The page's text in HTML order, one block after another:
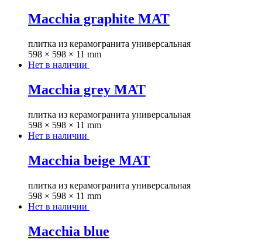
Macchia graphite MAT
плитка из керамогранита универсальная
598 × 598 × 11 mm
Нет в наличии
Macchia grey MAT
плитка из керамогранита универсальная
598 × 598 × 11 mm
Нет в наличии
Macchia beige MAT
плитка из керамогранита универсальная
598 × 598 × 11 mm
Нет в наличии
Macchia blue